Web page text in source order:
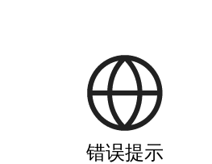
错误提示